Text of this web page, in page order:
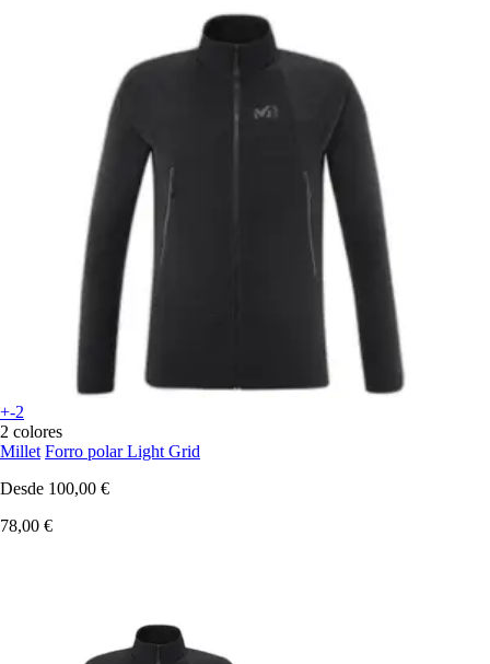
+-2
2 colores
Millet Forro polar Light Grid
Desde 100,00 €
78,00 €